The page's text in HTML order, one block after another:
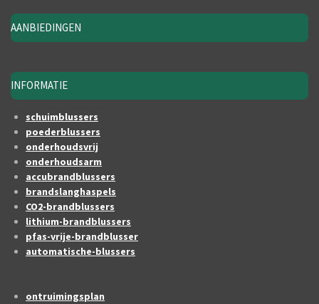
AANBIEDINGEN
INFORMATIE
schuimblussers
poederblussers
onderhoudsvrij
onderhoudsarm
accubrandblussers
brandslanghaspels
CO2-brandblussers
lithium-brandblussers
pfas-vrije-brandblusser
automatische-blussers
ontruimingsplan